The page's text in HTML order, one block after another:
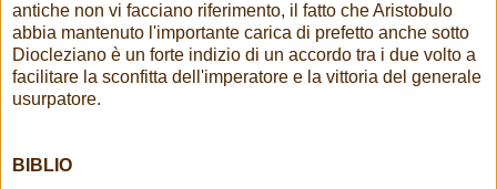
antiche non vi facciano riferimento, il fatto che Aristobulo
abbia mantenuto l'importante carica di prefetto anche sotto
Diocleziano è un forte indizio di un accordo tra i due volto a
facilitare la sconfitta dell'imperatore e la vittoria del generale
usurpatore.
BIBLIO